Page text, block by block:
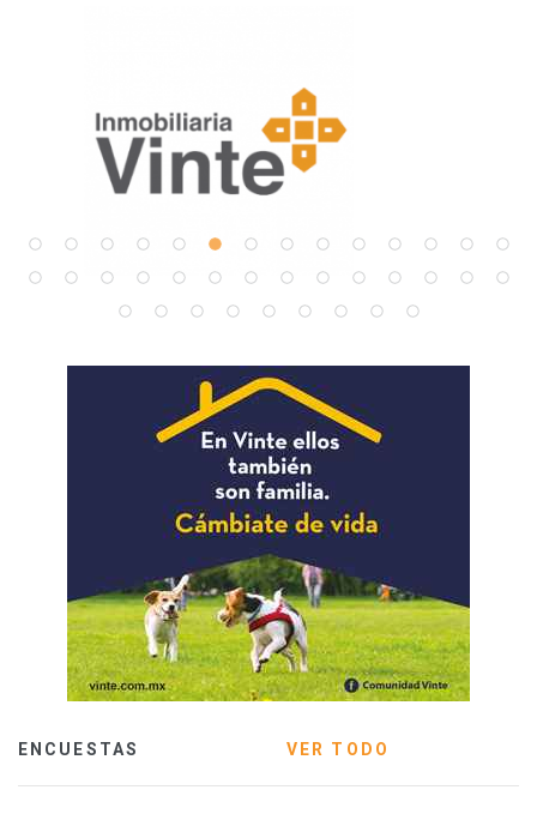
ENCUESTAS VER TODO